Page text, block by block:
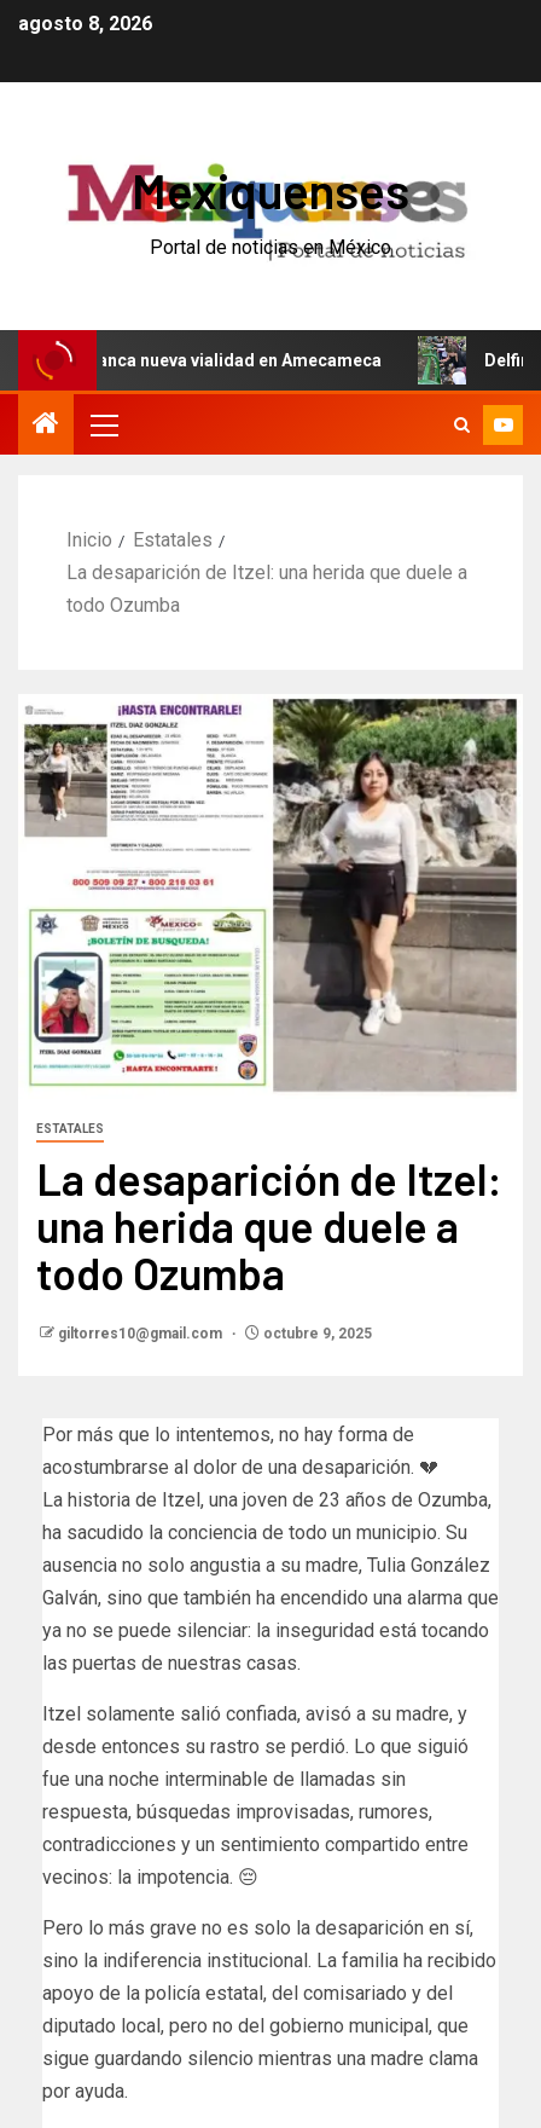
agosto 8, 2026
Mexiquenses
Portal de noticias en México
nueva vialidad en Amecameca Delfina
Inicio
Estatales
La desaparición de Itzel: una herida que duele a
todo Ozumba
ESTATALES
La desaparición de Itzel:
una herida que duele a
todo Ozumba
giltorres10@gmail.com octubre 9, 2025
Por más que lo intentemos, no hay forma de
acostumbrarse al dolor de una desaparición. 💔
La historia de Itzel, una joven de 23 años de Ozumba,
ha sacudido la conciencia de todo un municipio. Su
ausencia no solo angustia a su madre, Tulia González
Galván, sino que también ha encendido una alarma que
ya no se puede silenciar: la inseguridad está tocando
las puertas de nuestras casas.
Itzel solamente salió confiada, avisó a su madre, y
desde entonces su rastro se perdió. Lo que siguió
fue una noche interminable de llamadas sin
respuesta, búsquedas improvisadas, rumores,
contradicciones y un sentimiento compartido entre
vecinos: la impotencia. 😔
Pero lo más grave no es solo la desaparición en sí,
sino la indiferencia institucional. La familia ha recibido
apoyo de la policía estatal, del comisariado y del
diputado local, pero no del gobierno municipal, que
sigue guardando silencio mientras una madre clama
por ayuda.